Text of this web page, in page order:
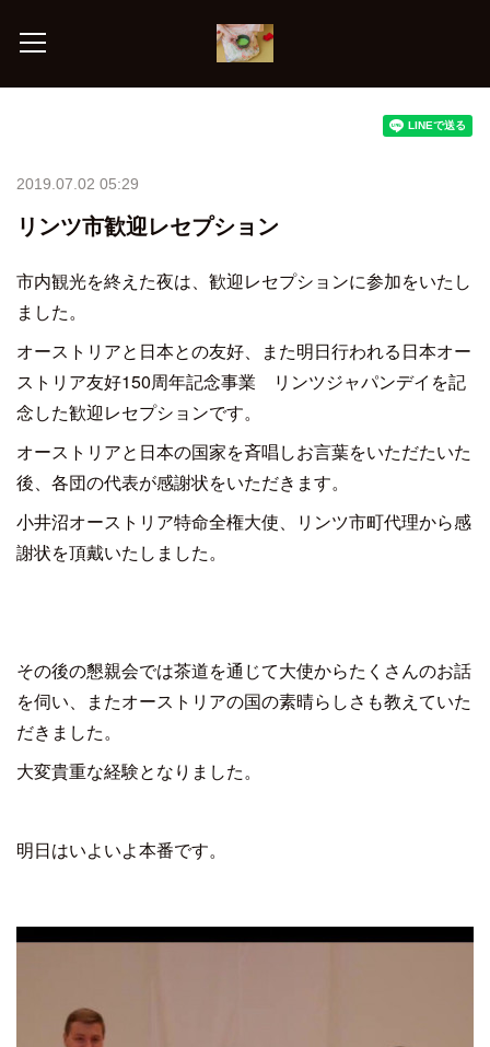
2019.07.02 05:29
リンツ市歓迎レセプション
市内観光を終えた夜は、歓迎レセプションに参加をいたし
ました。
オーストリアと日本との友好、また明日行われる日本オー
ストリア友好150周年記念事業 リンツジャパンデイを記
念した歓迎レセプションです。
オーストリアと日本の国家を斉唱しお言葉をいただたいた
後、各団の代表が感謝状をいただきます。
小井沼オーストリア特命全権大使、リンツ市町代理から感
謝状を頂戴いたしました。
その後の懇親会では茶道を通じて大使からたくさんのお話
を伺い、またオーストリアの国の素晴らしさも教えていた
だきました。
大変貴重な経験となりました。
明日はいよいよ本番です。